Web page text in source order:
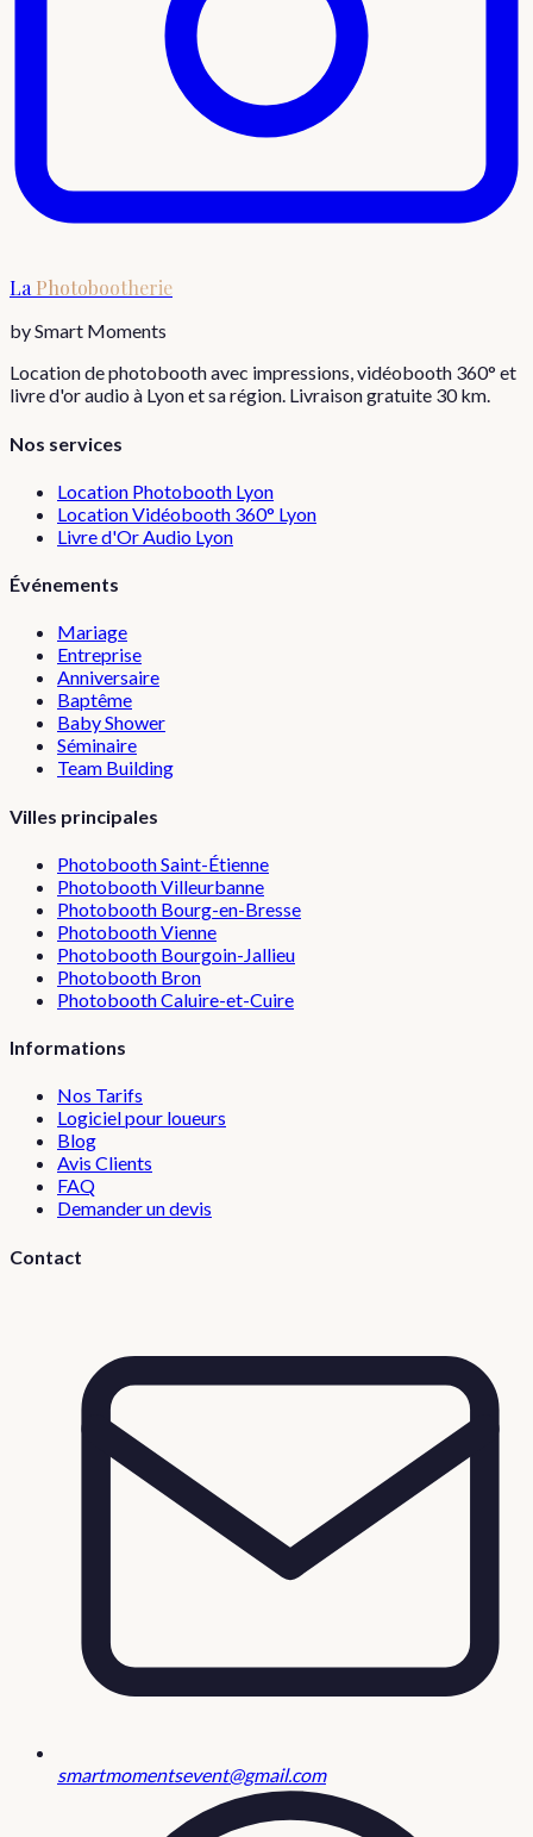
LaPhotobootherie
by Smart Moments
Location de photobooth avec impressions, vidéobooth 360° et
livre d'or audio à Lyon et sa région. Livraison gratuite 30 km.
Nos services
Location Photobooth Lyon
Location Vidéobooth 360° Lyon
Livre d'Or Audio Lyon
Événements
Mariage
Entreprise
Anniversaire
Baptême
Baby Shower
Séminaire
Team Building
Villes principales
PhotoboothSaint-Étienne
PhotoboothVilleurbanne
Photobooth Bourg-en-Bresse
PhotoboothVienne
Photobooth Bourgoin-Jallieu
Photobooth Bron
PhotoboothCaluire-et-Cuire
Informations
Nos Tarifs
Logiciel pour loueurs
Blog
Avis Clients
FAQ
Demander un devis
Contact
smartmomentsevent@gmail.com